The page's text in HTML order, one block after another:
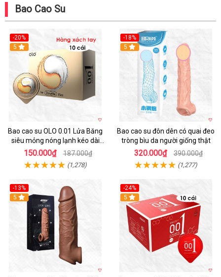
Bao Cao Su
-20%
Hot
5
Bao cao su OLO 0.01 Lửa Băng
siêu mỏng nóng lạnh kéo dài
thời gian hộp 10
150.000₫ 187.000₫
(1,278)
-18%
5
Bao cao su đôn dên có quai đeo
tròng bìu da người giống thật
320.000₫ 390.000₫
(1,277)
-13%
5
-24%
Hot
5